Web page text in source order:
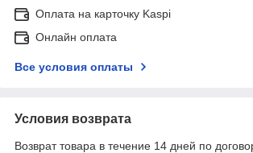
Оплата на карточку Kaspi
Онлайн оплата
Все условия оплаты
Условия возврата
Возврат товара в течение 14 дней по